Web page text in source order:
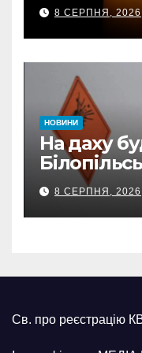
нагороди
відзнаки
8 СЕРПНЯ, 2026
НОВИНИ
На даху
знайшли
8 СЕРПНЯ, 2026
Св. про реєстрацію